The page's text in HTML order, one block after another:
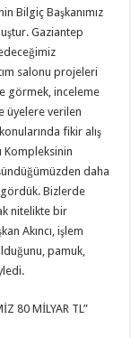
Bilgiç Başkanımız
Gaziantep
salonu projeleri
görmek, inceleme
üyelere verilen
fikir alış
Kompleksinin
daha
Bizlerde
nitelikte bir
Akıncı, işlem
pamuk,
80 MİLYAR TL”